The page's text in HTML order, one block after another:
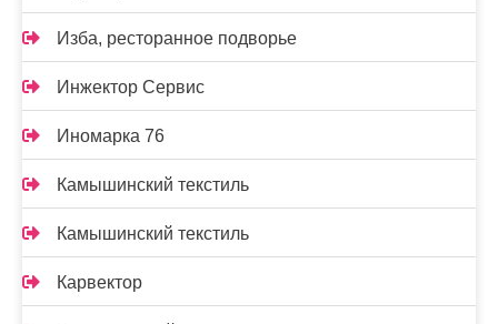
Изба, ресторанное подворье
Инжектор Сервис
Иномарка 76
Камышинский текстиль
Камышинский текстиль
Карвектор